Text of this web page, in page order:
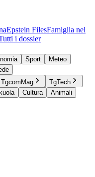
Epstein FilesFamiglia nel
i dossier
Sport
Meteo
TgcomMag
TgTech
Cultura
Animali